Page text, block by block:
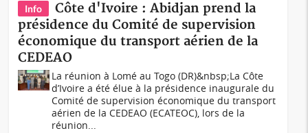
Info
Côte d'Ivoire : Abidjan prend la
présidence du Comité de supervision
économique du transport aérien de la
CEDEAO
La réunion à Lomé au Togo (DR)&nbsp;La Côte
d’Ivoire a été élue à la présidence inaugurale du
Comité de supervision économique du transport
aérien de la CEDEAO (ECATEOC), lors de la
réunion...